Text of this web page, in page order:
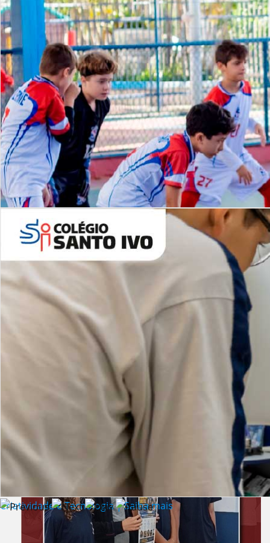
Desafios | Saiba mais
Criatividade e Tecnologia | Saiba mais
Lista de vídeos
NOSSOCANAL